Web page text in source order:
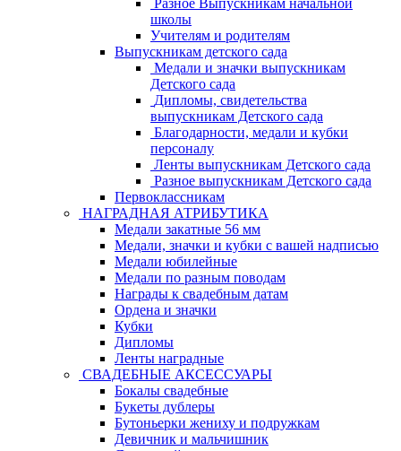
Разное Выпускникам начальной
школы
Учителям и родителям
Выпускникам детского сада
Медали и значки выпускникам
Детского сада
Дипломы, свидетельства
выпускникам Детского сада
Благодарности, медали и кубки
персоналу
Ленты выпускникам Детского сада
Разное выпускникам Детского сада
Первоклассникам
НАГРАДНАЯ АТРИБУТИКА
Медали закатные 56 мм
Медали, значки и кубки с вашей надписью
Медали юбилейные
Медали по разным поводам
Награды к свадебным датам
Ордена и значки
Кубки
Дипломы
Ленты наградные
СВАДЕБНЫЕ АКСЕССУАРЫ
Бокалы свадебные
Букеты дублеры
Бутоньерки жениху и подружкам
Девичник и мальчишник